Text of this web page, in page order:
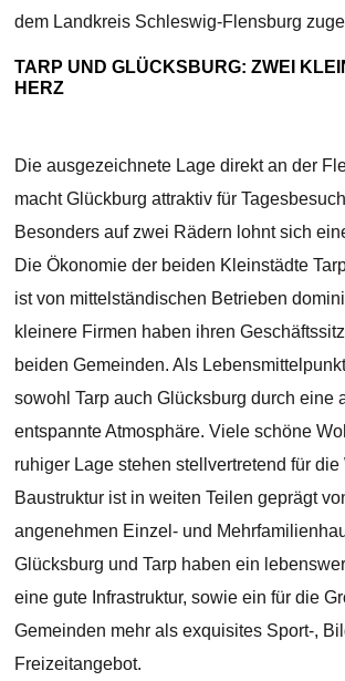
dem Landkreis Schleswig-Flensburg
TARP UND GLÜCKSBURG: ZWEI
HERZ
Die ausgezeichnete Lage direkt an der
macht Glückburg attraktiv für
Besonders auf zwei Rädern lohnt sich
Die Ökonomie der beiden Kleinstädte
ist von mittelständischen Betrieben
kleinere Firmen haben ihren
beiden Gemeinden. Als
sowohl Tarp auch Glücksburg durch eine
entspannte Atmosphäre. Viele schöne
ruhiger Lage stehen stellvertretend für
Baustruktur ist in weiten Teilen geprägt
angenehmen Einzel- und
Glücksburg und Tarp haben ein
eine gute Infrastruktur, sowie ein für die
Gemeinden mehr als exquisites Sport-,
Freizeitangebot.